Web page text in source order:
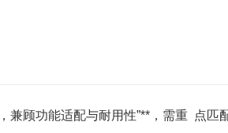
顾功能适配与耐用性”**，需重 点匹